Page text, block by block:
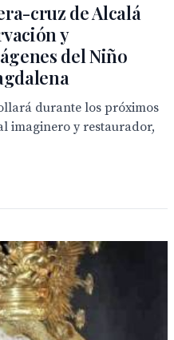
cruz de Alcalá
y
del Niño
durante los próximos
imaginero y restaurador,